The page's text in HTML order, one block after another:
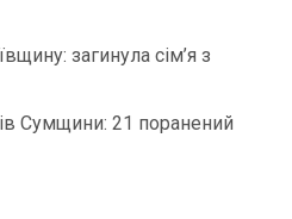
загинула сім’я з
Сумщини: 21 поранений